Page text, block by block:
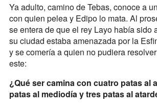
Ya adulto, camino de Tebas, conoce a
con quien pelea y Edipo lo mata. Al
se entera de que el rey Layo había sido
su ciudad estaba amenazada por la
y se comería a quien no pudiera
este:
¿Qué ser camina con cuatro patas al
patas al mediodía y tres patas al